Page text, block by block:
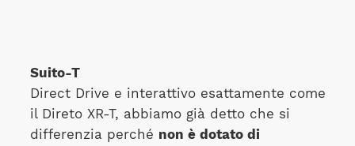
Suito-T
Direct Drive e interattivo esattamente come
il Direto XR-T, abbiamo già detto che si
differenzia perché non è dotato di